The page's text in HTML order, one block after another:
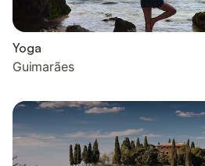
Yoga
Guimarães